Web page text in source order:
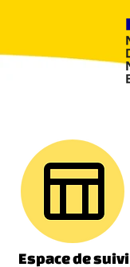
Espace de suivi